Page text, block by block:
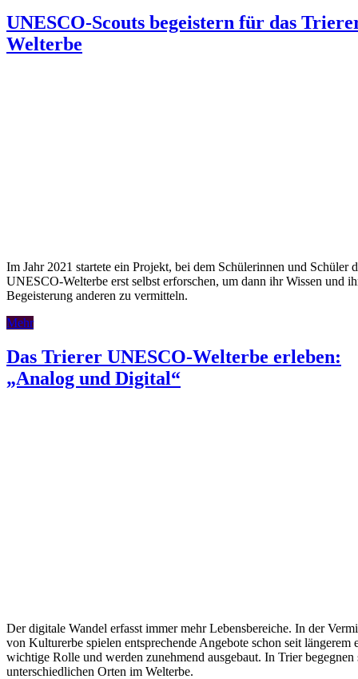
UNESCO-Scouts begeistern für das
Welterbe
Im Jahr 2021 startete ein Projekt, bei dem Schülerinnen und Schüler
UNESCO-Welterbe erst selbst erforschen, um dann ihr Wissen und
Begeisterung anderen zu vermitteln.
Mehr
Das Trierer UNESCO-Welterbe erleben:
„Analog und Digital“
Der digitale Wandel erfasst immer mehr Lebensbereiche. In der
von Kulturerbe spielen entsprechende Angebote schon seit längerem
wichtige Rolle und werden zunehmend ausgebaut. In Trier begegnen
unterschiedlichen Orten im Welterbe.